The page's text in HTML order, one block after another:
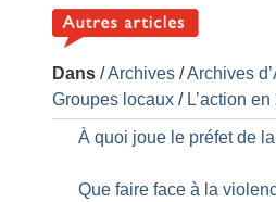
Dans /Archives /Archives
Groupes locaux / L’action
À quoi joue le préfet de
Que faire face à la